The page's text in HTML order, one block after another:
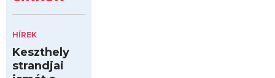
HÍREK
Keszthely
strandjai